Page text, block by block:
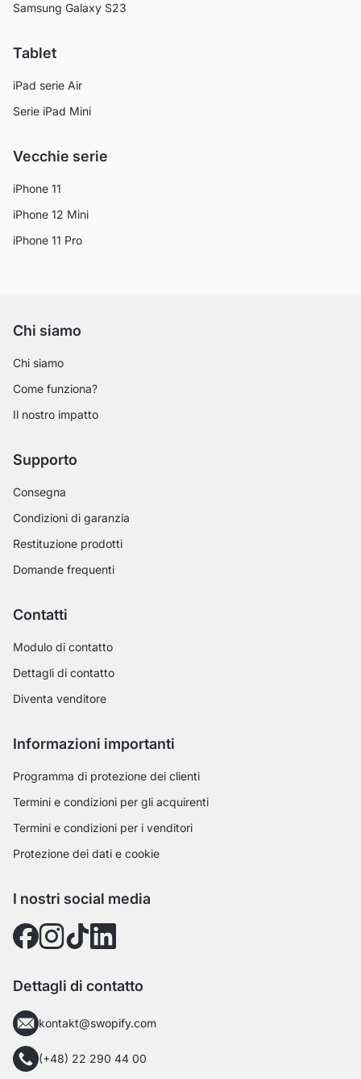
Samsung Galaxy S23
Tablet
iPad serie Air
Serie iPad Mini
Vecchie serie
iPhone 11
iPhone 12 Mini
iPhone 11 Pro
Chi siamo
Chi siamo
Come funziona?
Il nostro impatto
Supporto
Consegna
Condizioni di garanzia
Restituzione prodotti
Domande frequenti
Contatti
Modulo di contatto
Dettagli di contatto
Diventa venditore
Informazioni importanti
Programma di protezione dei clienti
Termini e condizioni per gli acquirenti
Termini e condizioni per i venditori
Protezione dei dati e cookie
I nostri social media
Dettagli di contatto
kontakt@swopify.com
(+48) 22 290 44 00